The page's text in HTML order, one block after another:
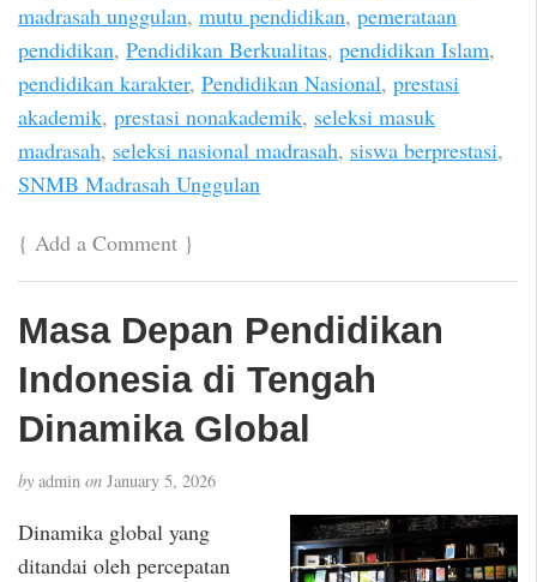
madrasah unggulan, mutu pendidikan, pemerataan
pendidikan, Pendidikan Berkualitas, pendidikan Islam,
pendidikan karakter, Pendidikan Nasional, prestasi
akademik, prestasi nonakademik, seleksi masuk
madrasah, seleksi nasional madrasah, siswa berprestasi,
SNMB Madrasah Unggulan
{ Add a Comment }
Masa Depan Pendidikan
Indonesia di Tengah
Dinamika Global
by admin on January 5, 2026
Dinamika global yang
ditandai oleh percepatan